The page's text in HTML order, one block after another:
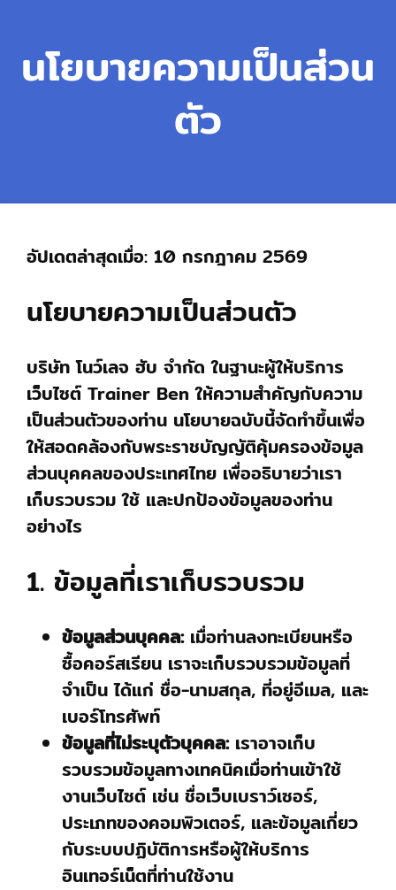
นโยบายความเป็นส่วน
ตัว
อัปเดตล่าสุดเมื่อ: 10 กรกฎาคม 2569
นโยบายความเป็นส่วนตัว
บริษัท โนว์เลจ ฮับ จำกัด ในฐานะผู้ให้บริการ
เว็บไซต์ Trainer Ben ให้ความสำคัญกับความ
เป็นส่วนตัวของท่าน นโยบายฉบับนี้จัดทำขึ้นเพื่อ
ให้สอดคล้องกับพระราชบัญญัติคุ้มครองข้อมูล
ส่วนบุคคลของประเทศไทย เพื่ออธิบายว่าเรา
เก็บรวบรวม ใช้ และปกป้องข้อมูลของท่าน
อย่างไร
1. ข้อมูลที่เราเก็บรวบรวม
ข้อมูลส่วนบุคคล:เมื่อท่านลงทะเบียนหรือ
ซื้อคอร์สเรียน เราจะเก็บรวบรวมข้อมูลที่
จำเป็น ได้แก่ ชื่อ-นามสกุล, ที่อยู่อีเมล, และ
เบอร์โทรศัพท์
ข้อมูลที่ไม่ระบุตัวบุคคล:เราอาจเก็บ
รวบรวมข้อมูลทางเทคนิคเมื่อท่านเข้าใช้
งานเว็บไซต์ เช่น ชื่อเว็บเบราว์เซอร์,
ประเภทของคอมพิวเตอร์, และข้อมูลเกี่ยว
กับระบบปฏิบัติการหรือผู้ให้บริการ
อินเทอร์เน็ตที่ท่านใช้งาน